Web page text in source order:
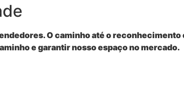
O caminho até o
e garantir nosso espaço no mercado.